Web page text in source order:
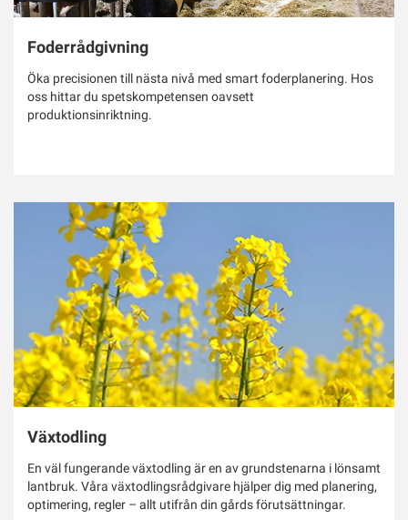
Foderrådgivning
Öka precisionen till nästa nivå med smart foderplanering. Hos
oss hittar du spetskompetensen oavsett
produktionsinriktning.
Växtodling
En väl fungerande växtodling är en av grundstenarna i lönsamt
lantbruk. Våra växtodlingsrådgivare hjälper dig med planering,
optimering, regler – allt utifrån din gårds förutsättningar.